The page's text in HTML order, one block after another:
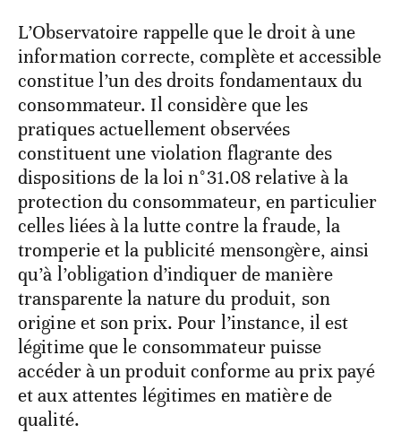
L’Observatoire rappelle que le droit à une
information correcte, complète et accessible
constitue l’un des droits fondamentaux du
consommateur. Il considère que les
pratiques actuellement observées
constituent une violation flagrante des
dispositions de la loi n°31.08 relative à la
protection du consommateur, en particulier
celles liées à la lutte contre la fraude, la
tromperie et la publicité mensongère, ainsi
qu’à l’obligation d’indiquer de manière
transparente la nature du produit, son
origine et son prix. Pour l’instance, il est
légitime que le consommateur puisse
accéder à un produit conforme au prix payé
et aux attentes légitimes en matière de
qualité.